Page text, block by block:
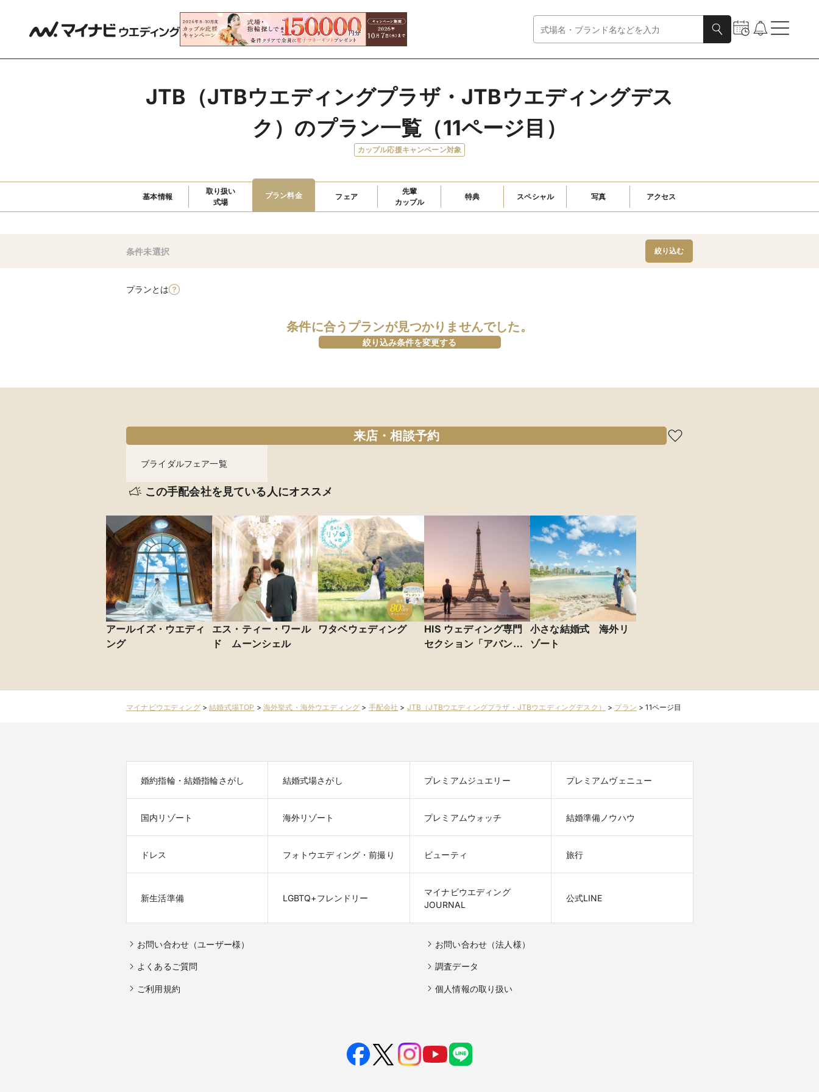
JTB（JTBウエディングプラザ・JTBウエディングデス
ク）のプラン一覧（11ページ目）
カップル応援キャンペーン対象
基本情報
取り扱い
式場
プラン料金 フェア
先輩
カップル
特典 スペシャル 写真 アクセス
条件未選択 絞り込む
プランとは
条件に合うプランが見つかりませんでした。
絞り込み条件を変更する
来店・相談予約
ブライダルフェア一覧
この手配会社を見ている人にオススメ
アールイズ・ウエディ
ング
エス・ティー・ワール
ド ムーンシェル
ワタベウェディング
HIS ウェディング専門
セクション「アバン
小さな結婚式 海外リ
ゾート
マイナビウエディング>結婚式場TOP > 海外挙式・海外ウエディング > 手配会社 > JTB（JTBウエディングプラザ・JTBウエディングデスク） > プラン >11ページ目
婚約指輪・結婚指輪さがし 結婚式場さがし プレミアムジュエリー プレミアムヴェニュー
国内リゾート 海外リゾート プレミアムウォッチ 結婚準備ノウハウ
ドレス フォトウエディング・前撮り ビューティ 旅行
新生活準備 LGBTQ+フレンドリー
マイナビウエディング
JOURNAL
公式LINE
お問い合わせ（ユーザー様） お問い合わせ（法人様）
よくあるご質問 調査データ
ご利用規約 個人情報の取り扱い